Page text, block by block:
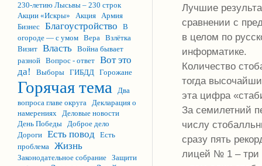
230-летию Лысьвы – 230 строк
Акции «Искры»
Акция Армия
Бизнес Благоустройство
В
огороде — с умом Вера Взлётка
Визит Власть Война бывает
разной Вопрос - ответ Вот это
да!
Выборы ГИБДД Горожане
Горячая тема
Два
вопроса главе округа Декларация о
намерениях Деловые новости
День Победы Доброе дело
Дороги Есть повод Есть
проблема Жизнь
Законодательное собрание Защити
Лучшие
сравнении с
в целом по
информатике.
Количество
тогда
эта цифра
За семилетний
числу
сразу пять
лицей № 1 – три